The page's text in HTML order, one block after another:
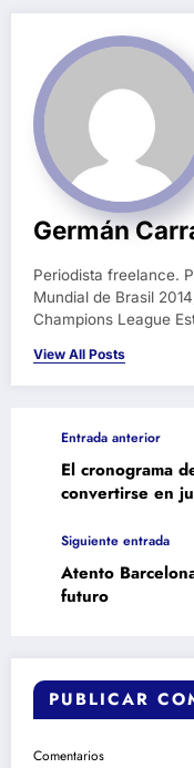
Germán
Periodista freelance.
Mundial de Brasil
Champions League
View All Posts
Entrada anterior
El cronograma
convertirse en
Siguiente entrada
Atento
futuro
PUBLICAR
Comentarios